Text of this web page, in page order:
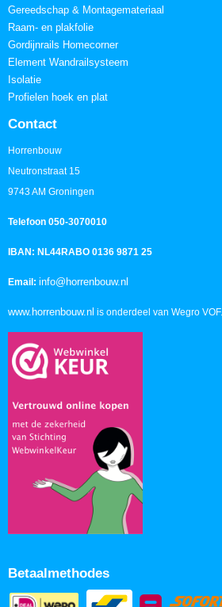
Gereedschap & Montagemateriaal
Raam- en plakfolie
Gordijnrails Homecorner
Element Wandrailsysteem
Isolatie
Profielen hoek en plat
Contact
Horrenbouw
Neutronstraat 15
9743 AM Groningen
Telefoon 050-3070010
IBAN: NL44RABO 0136 9871 25
Email: info@horrenbouw.nl
www.horrenbouw.nl is onderdeel van Wegro VOF.
Betaalmethodes